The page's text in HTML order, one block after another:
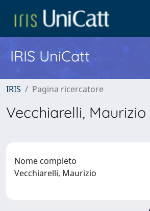
IRIS UniCatt
IRIS Pagina ricercatore
Vecchiarelli, Maurizio
Nome completo
Vecchiarelli, Maurizio